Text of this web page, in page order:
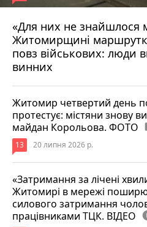
«Для них не знайшлося
Житомирщині
повз військових: люди
винних
17 липня 2026 р.
Житомир четвертий день
протестує: містяни знову
майдан Корольова. ФОТО
13 20 липня 2026 р.
«Затримання за лічені
Житомирі в мережі
силового затримання
працівниками ТЦК. ВІДЕО